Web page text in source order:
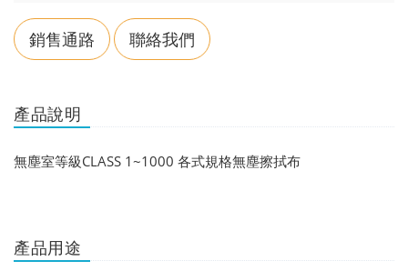
銷售通路 聯絡我們
產品說明
無塵室等級CLASS 1~1000 各式規格無塵擦拭布
產品用途